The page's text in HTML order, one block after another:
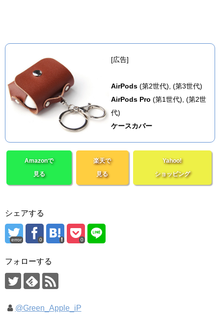
[広告]
AirPods (第2世代), (第3世代)
AirPods Pro (第1世代), (第2世
代)
ケースカバー
Amazonで
見る
楽天で
見る
Yahoo!
ショッピング
シェアする
error 0 0
フォローする
@Green_Apple_iP